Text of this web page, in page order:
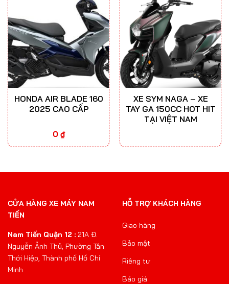
HONDA AIR BLADE 160
2025 CAO CẤP
0 ₫
XE SYM NAGA – XE
TAY GA 150CC HOT HIT
TẠI VIỆT NAM
CỬA HÀNG XE MÁY NAM
TIẾN
Nam Tiến Quận 12 : 21A Đ.
Nguyễn Ảnh Thủ, Phường Tân
Thới Hiệp, Thành phố Hồ Chí
Minh
HỖ TRỢ KHÁCH HÀNG
Giao hàng
Bảo mật
Riêng tư
Báo giá